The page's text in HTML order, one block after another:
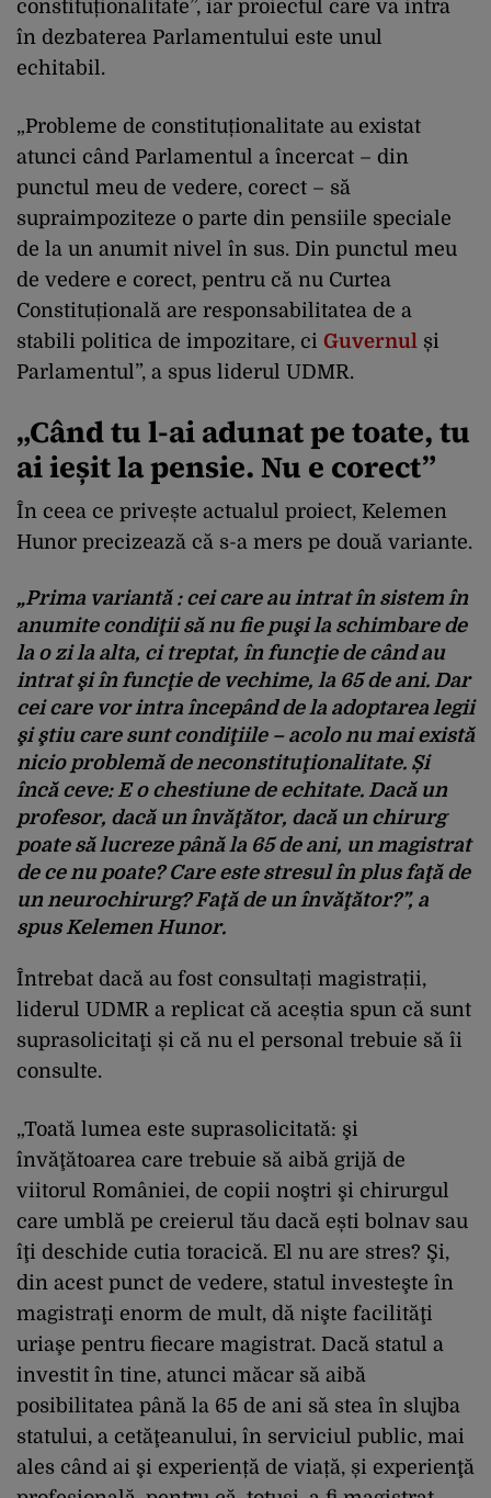
constituționalitate”, iar proiectul care va intra
în dezbaterea Parlamentului este unul
echitabil.
„Probleme de constituționalitate au existat
atunci când Parlamentul a încercat – din
punctul meu de vedere, corect – să
supraimpoziteze o parte din pensiile speciale
de la un anumit nivel în sus. Din punctul meu
de vedere e corect, pentru că nu Curtea
Constituțională are responsabilitatea de a
stabili politica de impozitare, ci Guvernul și
Parlamentul”, a spus liderul UDMR.
„Când tu l-ai adunat pe toate, tu
ai ieșit la pensie. Nu e corect”
În ceea ce privește actualul proiect, Kelemen
Hunor precizează că s-a mers pe două variante.
„Prima variantă : cei care au intrat în sistem în
anumite condiţii să nu fie puşi la schimbare de
la o zi la alta, ci treptat, în funcţie de când au
intrat şi în funcţie de vechime, la 65 de ani. Dar
cei care vor intra începând de la adoptarea legii
şi ştiu care sunt condiţiile – acolo nu mai există
nicio problemă de neconstituţionalitate. Și
încă ceve: E o chestiune de echitate. Dacă un
profesor, dacă un învăţător, dacă un chirurg
poate să lucreze până la 65 de ani, un magistrat
de ce nu poate? Care este stresul în plus faţă de
un neurochirurg? Faţă de un învăţător?”, a
spus Kelemen Hunor.
Întrebat dacă au fost consultați magistrații,
liderul UDMR a replicat că aceștia spun că sunt
suprasolicitaţi și că nu el personal trebuie să îi
consulte.
„Toată lumea este suprasolicitată: şi
învăţătoarea care trebuie să aibă grijă de
viitorul României, de copii noştri şi chirurgul
care umblă pe creierul tău dacă ești bolnav sau
îţi deschide cutia toracică. El nu are stres? Şi,
din acest punct de vedere, statul investeşte în
magistraţi enorm de mult, dă nişte facilităţi
uriaşe pentru fiecare magistrat. Dacă statul a
investit în tine, atunci măcar să aibă
posibilitatea până la 65 de ani să stea în slujba
statului, a cetăţeanului, în serviciul public, mai
ales când ai şi experiență de viață, și experienţă